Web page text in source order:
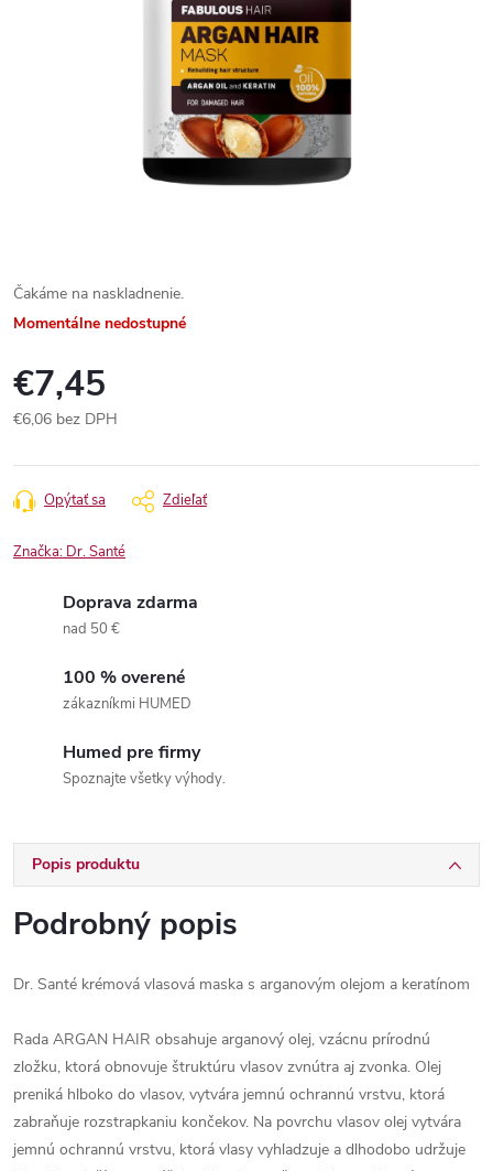
Čakáme na naskladnenie.
Momentálne nedostupné
€7,45
€6,06 bez DPH
cena:
Opýtať sa Zdieľať
Značka: Dr. Santé
Doprava zdarma
nad 50 €
100 % overené
zákazníkmi HUMED
Humed pre firmy
Spoznajte všetky výhody.
Popis produktu
Podrobný popis
Dr. Santé krémová vlasová maska s arganovým olejom a keratínom
Rada ARGAN HAIR obsahuje arganový olej, vzácnu prírodnú
zložku, ktorá obnovuje štruktúru vlasov zvnútra aj zvonka. Olej
preniká hlboko do vlasov, vytvára jemnú ochrannú vrstvu, ktorá
zabraňuje rozstrapkaniu končekov. Na povrchu vlasov olej vytvára
jemnú ochrannú vrstvu, ktorá vlasy vyhladzuje a dlhodobo udržuje